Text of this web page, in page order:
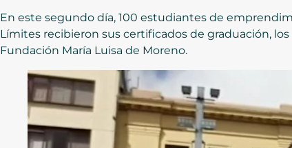
En este segundo día, 100 estudiantes de
Límites recibieron sus certificados de graduación,
Fundación María Luisa de Moreno.